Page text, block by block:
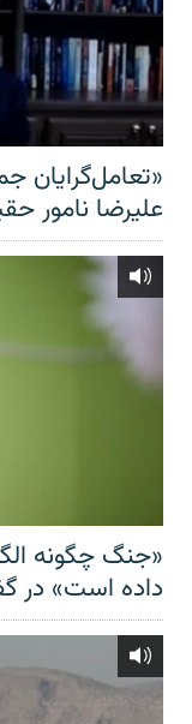
«تعامل‌گرایان
علیرضا نامور
«جنگ چگونه
داده است» در